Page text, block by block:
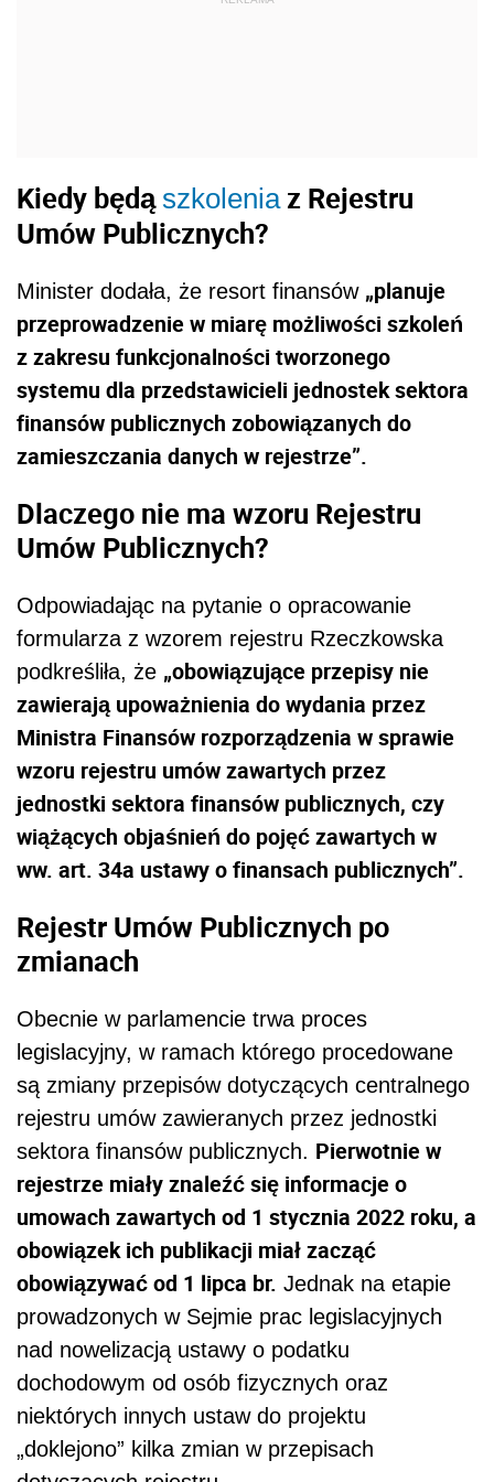
Kiedy będąszkoleniaz Rejestru
Umów Publicznych?
Minister dodała, że resort finansów „planuje
przeprowadzenie w miarę możliwości szkoleń
z zakresu funkcjonalności tworzonego
systemu dla przedstawicieli jednostek sektora
finansów publicznych zobowiązanych do
zamieszczania danych w rejestrze”.
Dlaczego nie ma wzoru Rejestru
Umów Publicznych?
Odpowiadając na pytanie o opracowanie
formularza z wzorem rejestru Rzeczkowska
podkreśliła, że „obowiązujące przepisy nie
zawierają upoważnienia do wydania przez
Ministra Finansów rozporządzenia w sprawie
wzoru rejestru umów zawartych przez
jednostki sektora finansów publicznych, czy
wiążących objaśnień do pojęć zawartych w
ww. art. 34a ustawy o finansach publicznych”.
Rejestr Umów Publicznych po
zmianach
Obecnie w parlamencie trwa proces
legislacyjny, w ramach którego procedowane
są zmiany przepisów dotyczących centralnego
rejestru umów zawieranych przez jednostki
sektora finansów publicznych. Pierwotnie w
rejestrze miały znaleźć się informacje o
umowach zawartych od 1 stycznia 2022 roku, a
obowiązek ich publikacji miał zacząć
obowiązywać od 1 lipca br. Jednak na etapie
prowadzonych w Sejmie prac legislacyjnych
nad nowelizacją ustawy o podatku
dochodowym od osób fizycznych oraz
niektórych innych ustaw do projektu
„doklejono” kilka zmian w przepisach